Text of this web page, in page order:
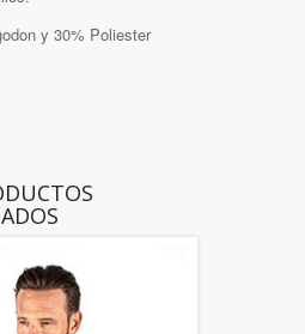
y 30% Poliester